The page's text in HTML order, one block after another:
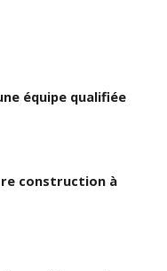
équipe qualifiée
construction à